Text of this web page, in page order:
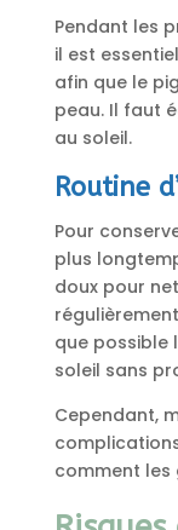
Pendant les
il est
afin que le
peau. Il faut
au soleil.
Routine
Pour
plus
doux pour
que possible
soleil sans
Cependant,
comment les